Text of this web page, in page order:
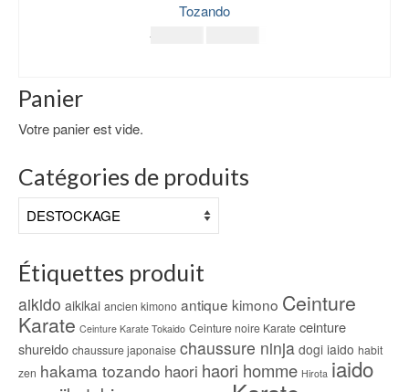
Tozando
164.00
Panier
Votre panier est vide.
Catégories de produits
Étiquettes produit
aikido aikikai ancien kimono antique kimono Ceinture
Karate Ceinture Karate Tokaido Ceinture noire Karate ceinture
shureido chaussure japonaise chaussure ninja dogi iaido habit
zen hakama tozando haori haori homme Hirota iaido